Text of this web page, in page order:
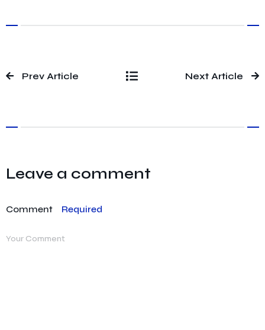
Prev Article Next Article
Leave a comment
Comment Required